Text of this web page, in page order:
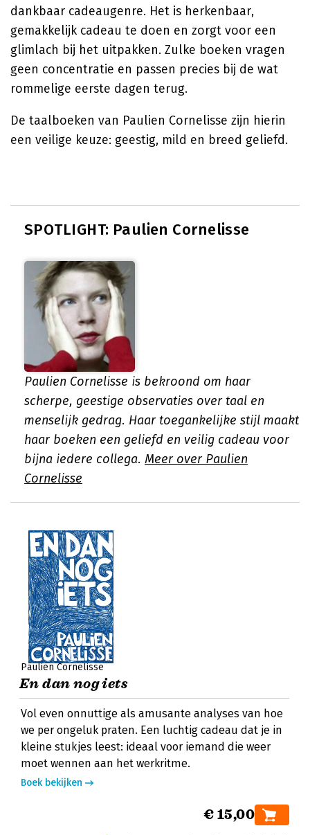
dankbaar cadeaugenre. Het is herkenbaar,
gemakkelijk cadeau te doen en zorgt voor een
glimlach bij het uitpakken. Zulke boeken vragen
geen concentratie en passen precies bij de wat
rommelige eerste dagen terug.
De taalboeken van Paulien Cornelisse zijn hierin
een veilige keuze: geestig, mild en breed geliefd.
SPOTLIGHT: Paulien Cornelisse
Paulien Cornelisse is bekroond om haar
scherpe, geestige observaties over taal en
menselijk gedrag. Haar toegankelijke stijl maakt
haar boeken een geliefd en veilig cadeau voor
bijna iedere collega. Meer over Paulien
Cornelisse
Paulien Cornelisse
En dan nog iets
Vol even onnuttige als amusante analyses van hoe
we per ongeluk praten. Een luchtig cadeau dat je in
kleine stukjes leest: ideaal voor iemand die weer
moet wennen aan het werkritme.
Boek bekijken
€ 15,00